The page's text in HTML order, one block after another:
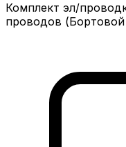
Комплект эл/
проводов